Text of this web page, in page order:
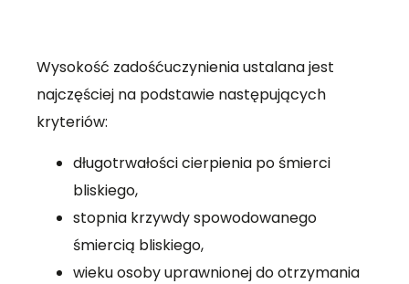
Wysokość zadośćuczynienia ustalana jest
najczęściej na podstawie następujących
kryteriów:
długotrwałości cierpienia po śmierci
bliskiego,
stopnia krzywdy spowodowanego
śmiercią bliskiego,
wieku osoby uprawnionej do otrzymania